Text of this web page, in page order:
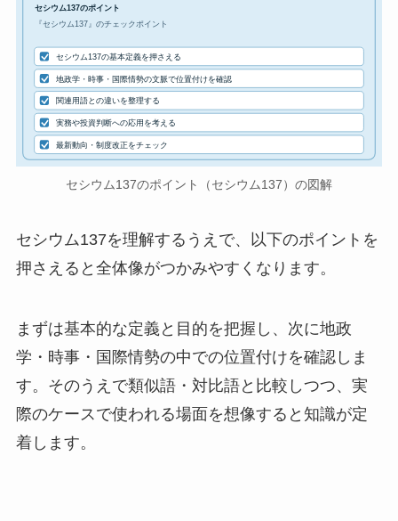
セシウム137のポイント
『セシウム137』のチェックポイント
セシウム137の基本定義を押さえる
地政学・時事・国際情勢の文脈で位置付けを確認
関連用語との違いを整理する
実務や投資判断への応用を考える
最新動向・制度改正をチェック
セシウム137のポイント（セシウム137）の図解
セシウム137を理解するうえで、以下のポイントを
押さえると全体像がつかみやすくなります。
まずは基本的な定義と目的を把握し、次に地政
学・時事・国際情勢の中での位置付けを確認しま
す。そのうえで類似語・対比語と比較しつつ、実
際のケースで使われる場面を想像すると知識が定
着します。